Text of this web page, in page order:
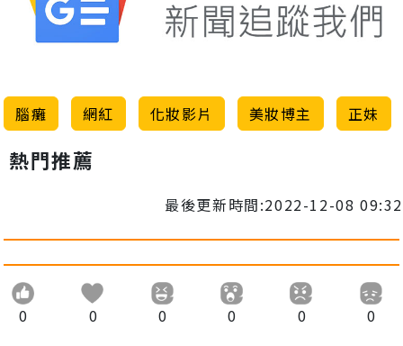
腦癱 網紅 化妝影片 美妝博主 正妹
熱門推薦
最後更新時間:2022-12-08 09:32
0 0 0 0 0 0